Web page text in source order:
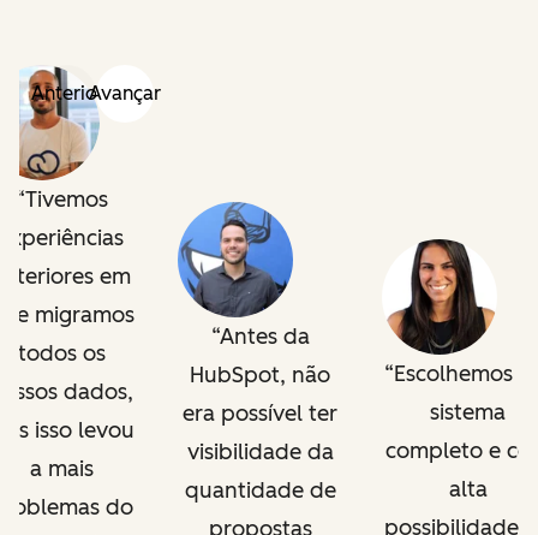
AnteriorAvançar
Tivemos
experiências
em
migramos
todos os
dados,
isso levou
a mais
do
Antes da
HubSpot, não
era possível ter
visibilidade da
quantidade de
propostas
Escolhemos
sistema
completo e
alta
possibilidade